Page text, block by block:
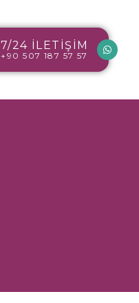
7/24 İLETİŞİM
+90 507 187 57 57